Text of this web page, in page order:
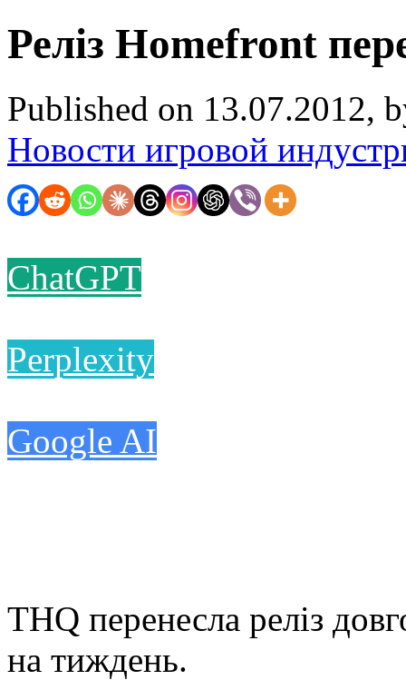
Реліз Homefront
Published on 13.07.2012,
Новости игровой
ChatGPT
Perplexity
Google AI
THQ перенесла реліз
на тиждень.